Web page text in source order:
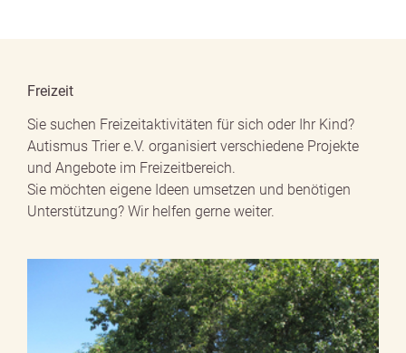
Freizeit
Sie suchen Freizeitaktivitäten für sich oder Ihr Kind?
Autismus Trier e.V. organisiert verschiedene Projekte
und Angebote im Freizeitbereich.
Sie möchten eigene Ideen umsetzen und benötigen
Unterstützung? Wir helfen gerne weiter.